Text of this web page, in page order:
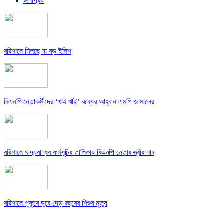
বরিশালে মিলছে না বড় ইলিশ
বিএনপি নেতাকর্মীদের ‘খাই খাই’ বন্ধের আহ্বান এমপি জামালের
বরিশালে খাদ্যবান্ধব কর্মসূচির তালিকায় বিএনপি নেতার স্ত্রীর নাম
বরিশালে পুকুরে ডুবে দেড় বছরের শিশুর মৃত্যু